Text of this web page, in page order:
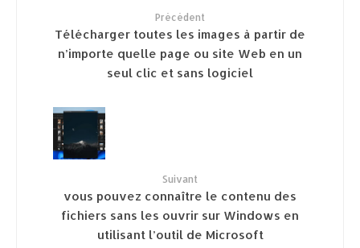
Précédent
Télécharger toutes les images à partir de
n’importe quelle page ou site Web en un
seul clic et sans logiciel
Suivant
vous pouvez connaître le contenu des
fichiers sans les ouvrir sur Windows en
utilisant l’outil de Microsoft